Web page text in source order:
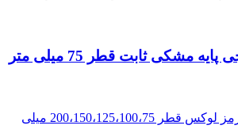
مشکی ثابت قطر 75 میلی متر